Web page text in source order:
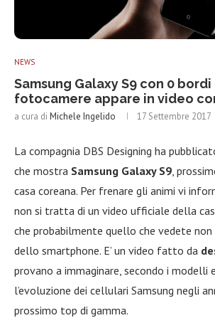
NEWS
Samsung Galaxy S9 con 0 bordi
fotocamere appare in video
a cura di Michele Ingelido 17 Settembre 2017
La compagnia DBS Designing ha
che mostra Samsung Galaxy S9 ,
casa coreana. Per frenare gli animi vi
non si tratta di un video ufficiale della
che probabilmente quello che vedete non
dello smartphone. E’ un video fatto da
provano a immaginare, secondo i modelli
l’evoluzione dei cellulari Samsung negli
prossimo top di gamma.